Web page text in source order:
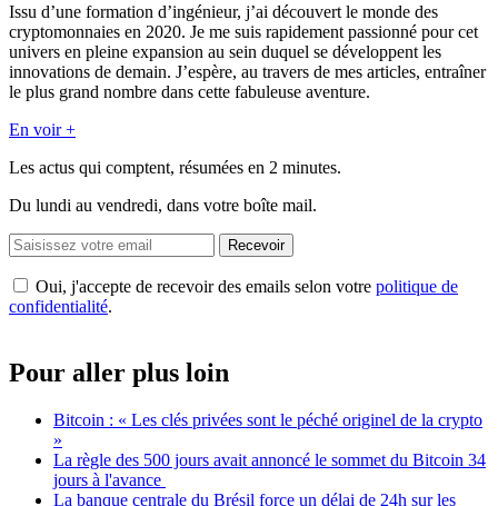
Issu d’une formation d’ingénieur, j’ai découvert le monde des
cryptomonnaies en 2020. Je me suis rapidement passionné pour cet
univers en pleine expansion au sein duquel se développent les
innovations de demain. J’espère, au travers de mes articles, entraîner
le plus grand nombre dans cette fabuleuse aventure.
En voir +
Les actus qui comptent, résumées en 2 minutes.
Du lundi au vendredi, dans votre boîte mail.
Recevoir
Oui, j'accepte de recevoir des emails selon votre politique de
confidentialité.
Pour aller plus loin
Bitcoin : « Les clés privées sont le péché originel de la crypto
»
La règle des 500 jours avait annoncé le sommet du Bitcoin 34
jours à l'avance
La banque centrale du Brésil force un délai de 24h sur les